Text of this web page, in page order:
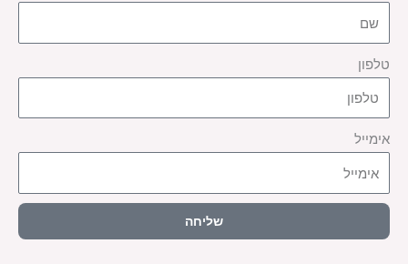
טלפון
אימייל
שליחה